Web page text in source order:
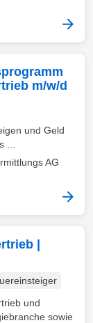
m/w/d
und Geld
AG
|
und
sowie